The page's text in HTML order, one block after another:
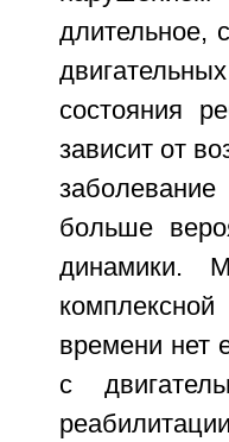
длительное,
состояния
зависит от
больше
динамики.
времени нет
с